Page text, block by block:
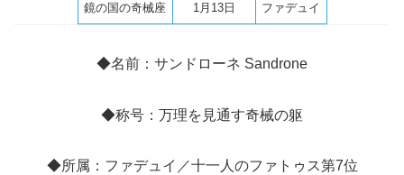
鏡の国の奇械座 1月13日 ファデュイ
◆名前：サンドローネ Sandrone
◆称号：万理を見通す奇械の躯
◆所属：ファデュイ／十一人のファトゥス第7位